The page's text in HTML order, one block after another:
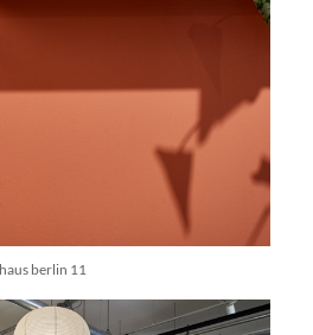
berlin 11